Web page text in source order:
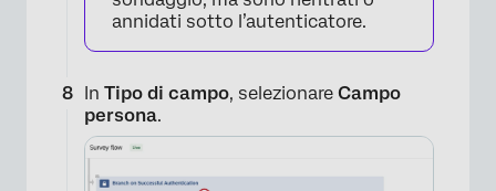
×
annidati sotto l’autenticatore.
In Tipo di campo, selezionare Campo
persona.